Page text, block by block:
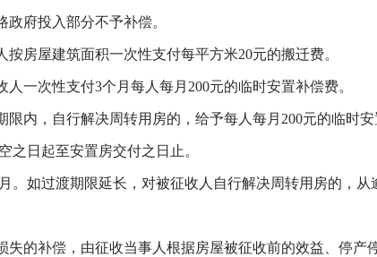
府投入部分不予补偿。
屋建筑面积一次性支付每平方米20元的搬迁费。
次性支付3个月每人每月200元的临时安置补偿费。
，自行解决周转用房的，给予每人每月200元的临时安
之日起至安置房交付之日止。
如过渡期限延长，对被征收人自行解决周转用房的，从
补偿，由征收当事人根据房屋被征收前的效益、停产